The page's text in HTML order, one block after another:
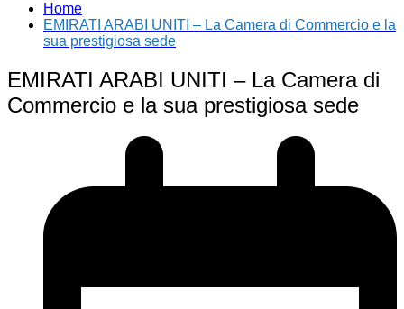
Home
EMIRATI ARABI UNITI – La Camera di Commercio e la
sua prestigiosa sede
EMIRATI ARABI UNITI – La Camera di
Commercio e la sua prestigiosa sede